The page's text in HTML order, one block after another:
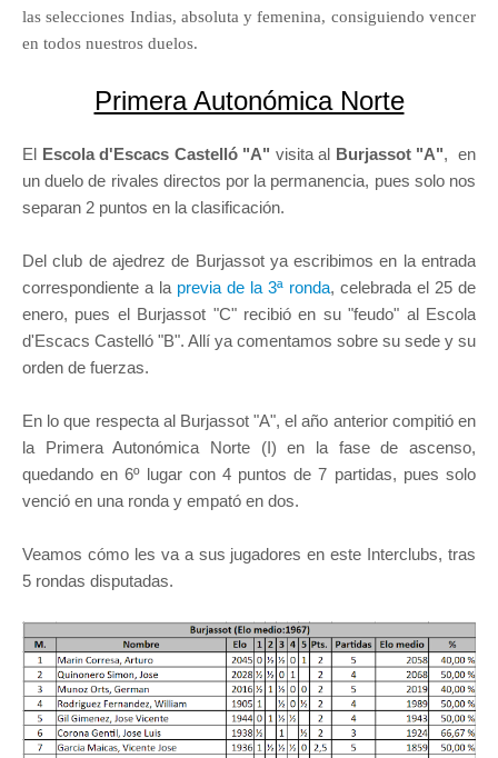
las selecciones Indias, absoluta y femenina, consiguiendo vencer
en todos nuestros duelos.
Primera Autonómica Norte
El Escola d'Escacs Castelló "A" visita al Burjassot "A", en
un duelo de rivales directos por la permanencia, pues solo nos
separan 2 puntos en la clasificación.
Del club de ajedrez de Burjassot ya escribimos en la entrada
correspondiente a la previa de la 3ª ronda, celebrada el 25 de
enero, pues el Burjassot "C" recibió en su "feudo" al Escola
d'Escacs Castelló "B". Allí ya comentamos sobre su sede y su
orden de fuerzas.
En lo que respecta al Burjassot "A", el año anterior compitió en
la Primera Autonómica Norte (I) en la fase de ascenso,
quedando en 6º lugar con 4 puntos de 7 partidas, pues solo
venció en una ronda y empató en dos.
Veamos cómo les va a sus jugadores en este Interclubs, tras
5 rondas disputadas.